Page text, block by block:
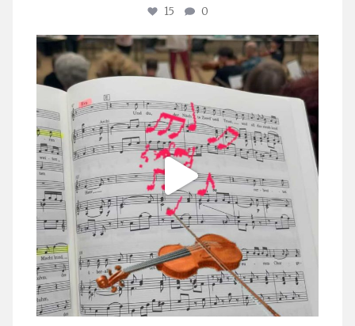
15 0
stuttgarter_oratorienchor
Juli 23